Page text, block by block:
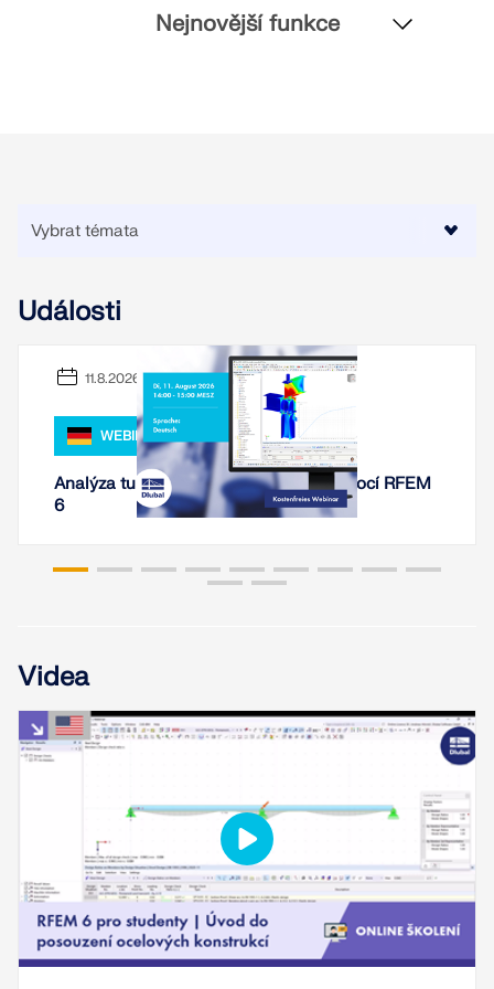
Starší produkty
Nejnovější funkce
Události
11.8.2026
WEBINÁŘ
Analýza tuhosti ocelových spojení pomocí RFEM
6
Videa